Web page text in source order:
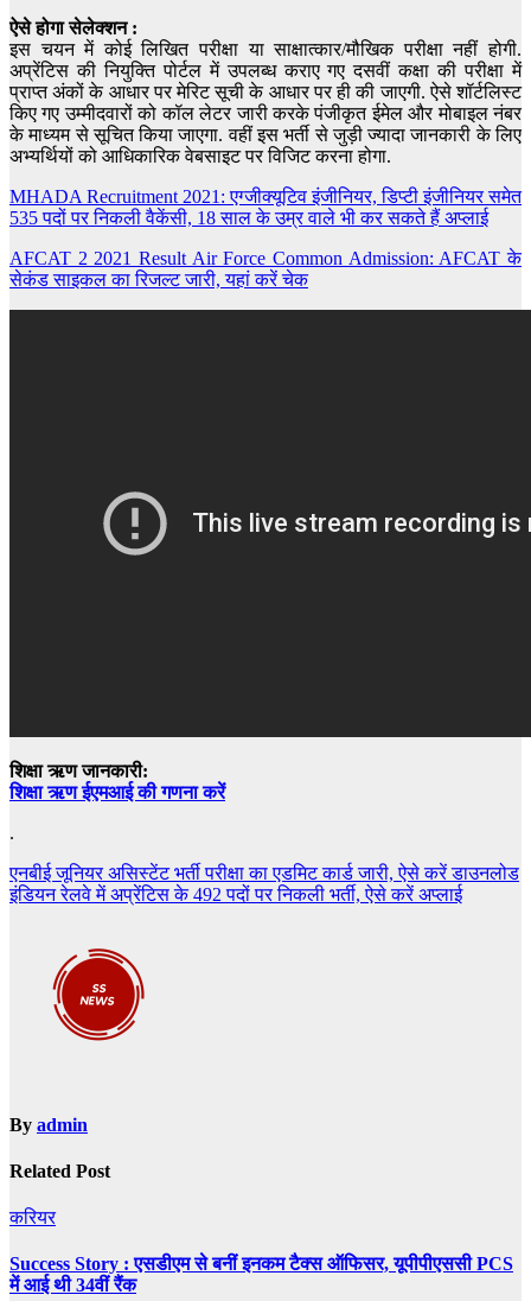
ऐसे होगा सेलेक्शन :
इस चयन में कोई लिखित परीक्षा या साक्षात्कार/मौखिक परीक्षा नहीं होगी.
अप्रेंटिस की नियुक्ति पोर्टल में उपलब्ध कराए गए दसवीं कक्षा की परीक्षा में
प्राप्त अंकों के आधार पर मेरिट सूची के आधार पर ही की जाएगी. ऐसे शॉर्टलिस्ट
किए गए उम्मीदवारों को कॉल लेटर जारी करके पंजीकृत ईमेल और मोबाइल नंबर
के माध्यम से सूचित किया जाएगा. वहीं इस भर्ती से जुड़ी ज्यादा जानकारी के लिए
अभ्यर्थियों को आधिकारिक वेबसाइट पर विजिट करना होगा.
MHADA Recruitment 2021: एग्जीक्यूटिव इंजीनियर, डिप्टी इंजीनियर समेत
535 पदों पर निकली वैकेंसी, 18 साल के उम्र वाले भी कर सकते हैं अप्लाई
AFCAT 2 2021 Result Air Force Common Admission: AFCAT के
सेकंड साइकल का रिजल्ट जारी, यहां करें चेक
शिक्षा ऋण जानकारी:
शिक्षा ऋण ईएमआई की गणना करें
.
Post
navigation
एनबीई जूनियर असिस्टेंट भर्ती परीक्षा का एडमिट कार्ड जारी, ऐसे करें डाउनलोड
इंडियन रेलवे में अप्रेंटिस के 492 पदों पर निकली भर्ती, ऐसे करें अप्लाई
By admin
Related Post
करियर
Success Story : एसडीएम से बनीं इनकम टैक्स ऑफिसर, यूपीपीएससी PCS
में आई थी 34वीं रैंक